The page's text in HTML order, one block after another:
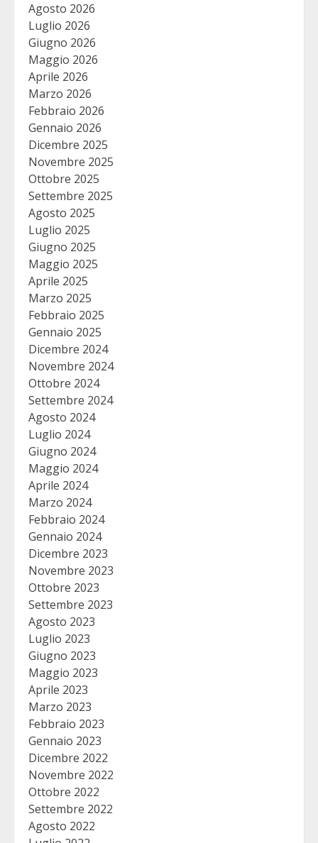
Agosto 2026
Luglio 2026
Giugno 2026
Maggio 2026
Aprile 2026
Marzo 2026
Febbraio 2026
Gennaio 2026
Dicembre 2025
Novembre 2025
Ottobre 2025
Settembre 2025
Agosto 2025
Luglio 2025
Giugno 2025
Maggio 2025
Aprile 2025
Marzo 2025
Febbraio 2025
Gennaio 2025
Dicembre 2024
Novembre 2024
Ottobre 2024
Settembre 2024
Agosto 2024
Luglio 2024
Giugno 2024
Maggio 2024
Aprile 2024
Marzo 2024
Febbraio 2024
Gennaio 2024
Dicembre 2023
Novembre 2023
Ottobre 2023
Settembre 2023
Agosto 2023
Luglio 2023
Giugno 2023
Maggio 2023
Aprile 2023
Marzo 2023
Febbraio 2023
Gennaio 2023
Dicembre 2022
Novembre 2022
Ottobre 2022
Settembre 2022
Agosto 2022